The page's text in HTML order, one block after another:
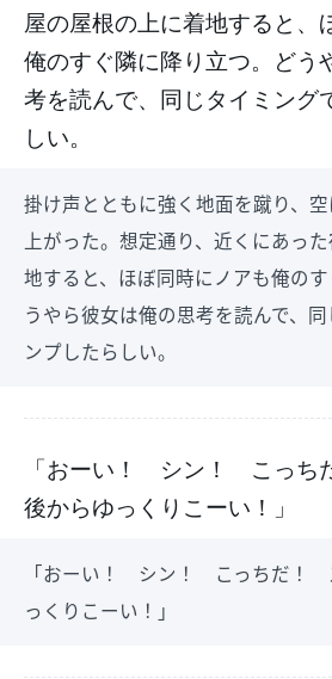
屋の屋根の上に着地すると、
俺のすぐ隣に降り立つ。どう
考を読んで、同じタイミング
しい。
掛け声とともに強く地面を蹴り、
上がった。想定通り、近くにあっ
地すると、ほぼ同時にノアも俺の
うやら彼女は俺の思考を読んで、
ンプしたらしい。
「おーい！ シン！ こっち
後からゆっくりこーい！」
「おーい！ シン！ こっちだ！
っくりこーい！」